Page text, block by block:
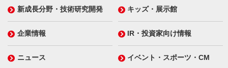
新成長分野・技術研究開発 キッズ・展示館
企業情報 IR・投資家向け情報
ニュース イベント・スポーツ・CM